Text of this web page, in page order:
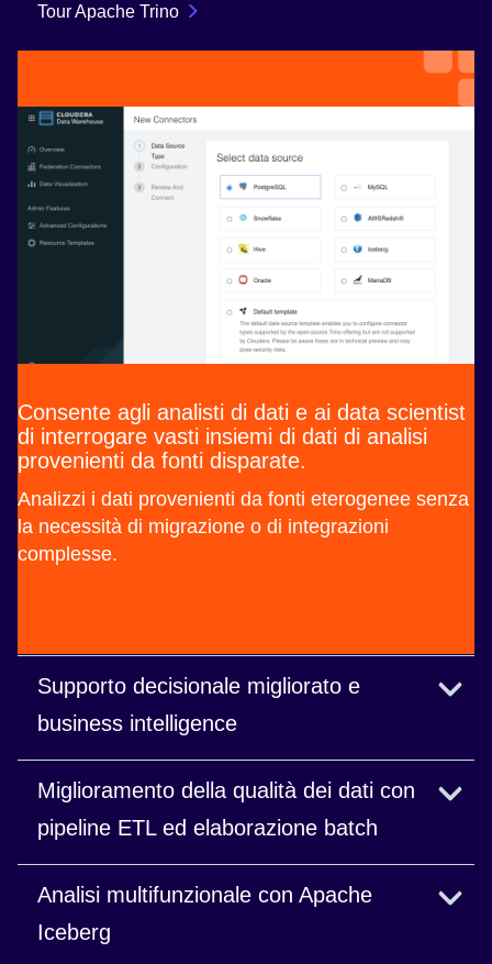
Tour Apache Trino
Consente agli analisti di dati e ai data scientist
di interrogare vasti insiemi di dati di analisi
provenienti da fonti disparate.
Analizzi i dati provenienti da fonti eterogenee senza
la necessità di migrazione o di integrazioni
complesse.
Supporto decisionale migliorato e
business intelligence
Fornisci accesso self-service a qualsiasi dato,
ovunque, ottenendo rapidamente informazioni
essenziali.
Miglioramento della qualità dei dati con
pipeline ETL ed elaborazione batch
Accedi ad analisi flessibili e rapide su dati
strutturati e non strutturati.
Analisi multifunzionale con Apache
Iceberg